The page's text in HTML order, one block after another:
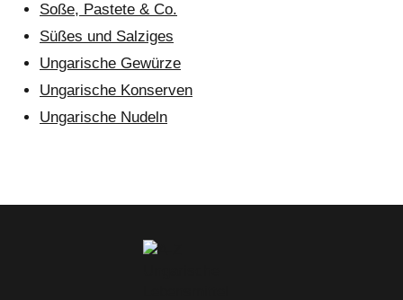
Soße, Pastete & Co.
Süßes und Salziges
Ungarische Gewürze
Ungarische Konserven
Ungarische Nudeln